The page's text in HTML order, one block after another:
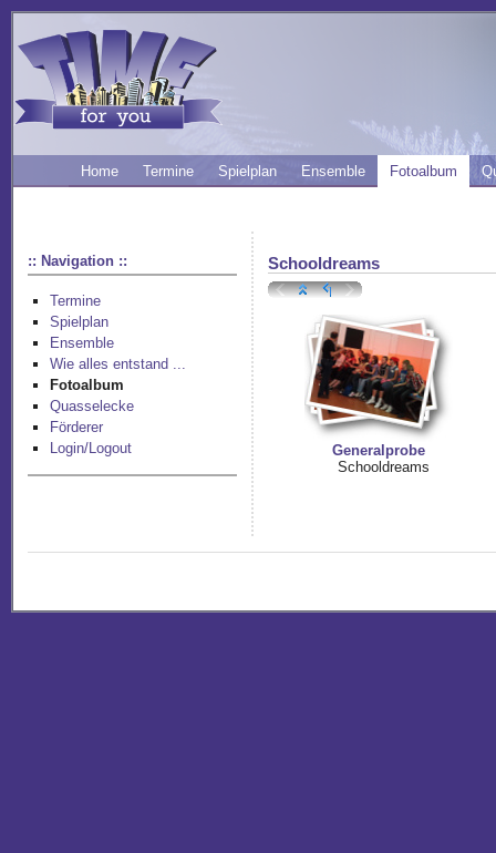
Home Termine Spielplan Ensemble Fotoalbum
:: Navigation ::
Termine
Spielplan
Ensemble
Wie alles entstand ...
Fotoalbum
Quasselecke
Förderer
Login/Logout
Schooldreams
Generalprobe
Schooldreams